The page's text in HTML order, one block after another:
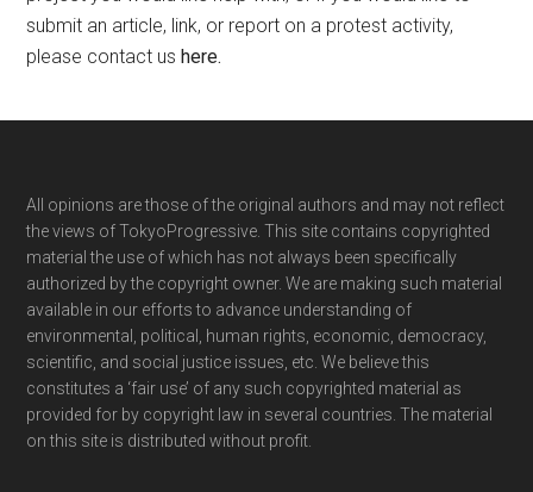
submit an article, link, or report on a protest activity,
please contact ushere.
Footer
All opinions are those of the original authors and may not reflect
the views of TokyoProgressive. This site contains copyrighted
material the use of which has not always been specifically
authorized by the copyright owner. We are making such material
available in our efforts to advance understanding of
environmental, political, human rights, economic, democracy,
scientific, and social justice issues, etc. We believe this
constitutes a ‘fair use’ of any such copyrighted material as
provided for by copyright law in several countries. The material
on this site is distributed without profit.